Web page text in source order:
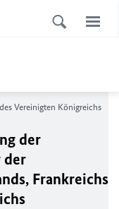
Vereinigten Königreichs
der
der
Frankreichs